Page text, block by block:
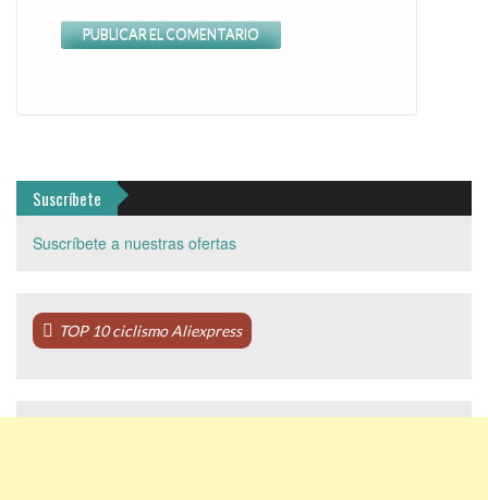
Suscríbete
Suscríbete a nuestras ofertas
TOP 10 ciclismo Aliexpress